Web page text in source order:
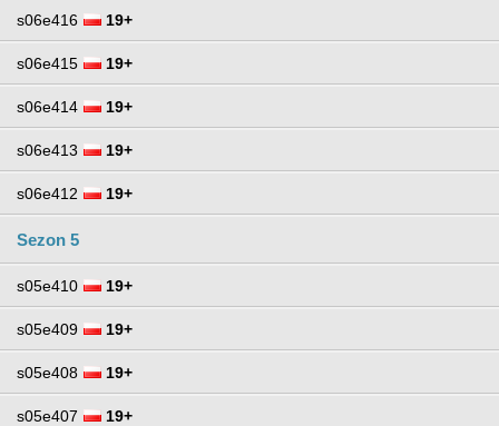
s06e416 19+
s06e415 19+
s06e414 19+
s06e413 19+
s06e412 19+
Sezon 5
s05e410 19+
s05e409 19+
s05e408 19+
s05e407 19+